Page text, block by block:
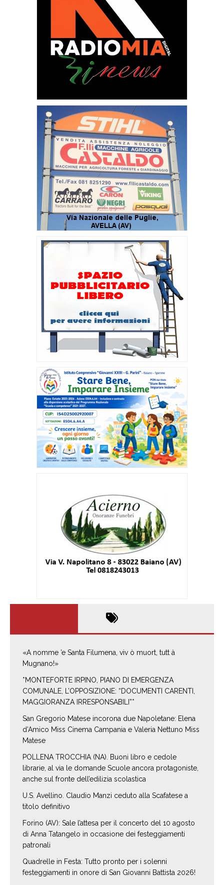
«A nomme ’e Santa Filumena, viv ò muort, tutt à
Mugnano!»
*MONTEFORTE IRPINO, PIANO DI EMERGENZA
COMUNALE, L’OPPOSIZIONE: “DOCUMENTI CARENTI,
MAGGIORANZA IRRESPONSABILI”*
San Gregorio Matese incorona due Napoletane: Elena
d’Amico Miss Cinema Campania e Valeria Nettuno Miss
Matese
POLLENA TROCCHIA (NA). Buoni libro e cedole
librarie, al via le domande Scuole ancora protagoniste,
anche sul fronte dell’edilizia scolastica
U.S. Avellino. Claudio Manzi ceduto alla Scafatese a
titolo definitivo
Forino (AV): Sale l’attesa per il concerto del 10 agosto
di Anna Tatangelo in occasione dei festeggiamenti
patronali
Quadrelle in Festa: Tutto pronto per i solenni
festeggiamenti in onore di San Giovanni Battista 2026!